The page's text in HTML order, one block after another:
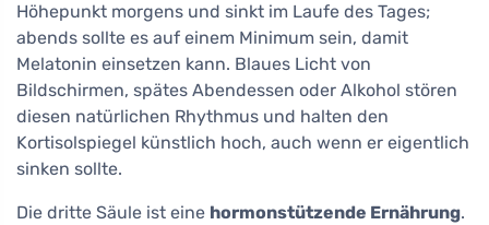
Höhepunkt morgens und sinkt im Laufe des Tages;
abends sollte es auf einem Minimum sein, damit
Melatonin einsetzen kann. Blaues Licht von
Bildschirmen, spätes Abendessen oder Alkohol stören
diesen natürlichen Rhythmus und halten den
Kortisolspiegel künstlich hoch, auch wenn er eigentlich
sinken sollte.
Die dritte Säule ist eine hormonstützende Ernährung.